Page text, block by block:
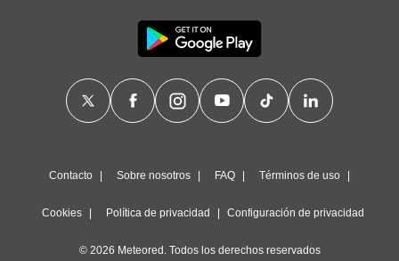
Contacto Sobre nosotros FAQ Términos de uso
Cookies Política de privacidad Configuración de privacidad
© 2026 Meteored. Todos los derechos reservados